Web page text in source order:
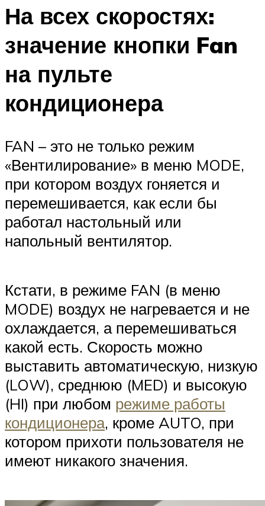
На всех скоростях:
значение кнопки Fan
на пульте
кондиционера
FAN – это не только режим
«Вентилирование» в меню MODE,
при котором воздух гоняется и
перемешивается, как если бы
работал настольный или
напольный вентилятор.
Кстати, в режиме FAN (в меню
MODE) воздух не нагревается и не
охлаждается, а перемешиваться
какой есть. Скорость можно
выставить автоматическую, низкую
(LOW), среднюю (MED) и высокую
(HI) при любом режиме работы
кондиционера, кроме AUTO, при
котором прихоти пользователя не
имеют никакого значения.